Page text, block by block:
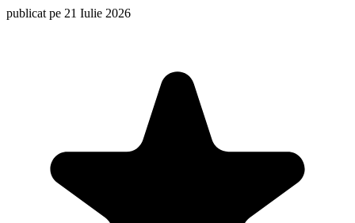
publicat pe 21 Iulie 2026